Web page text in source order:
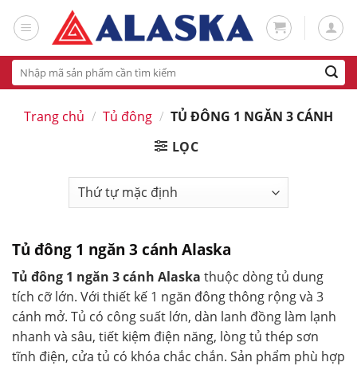
Tìm
kiếm:
Trang chủ / Tủ đông / TỦ ĐÔNG 1 NGĂN 3 CÁNH
LỌC
Tủ đông 1 ngăn 3 cánh Alaska
Tủ đông 1 ngăn 3 cánh Alaska thuộc dòng tủ dung
tích cỡ lớn. Với thiết kế 1 ngăn đông thông rộng và 3
cánh mở. Tủ có công suất lớn, dàn lanh đồng làm lạnh
nhanh và sâu, tiết kiệm điện năng, lòng tủ thép sơn
tĩnh điện, cửa tủ có khóa chắc chắn. Sản phẩm phù hợp